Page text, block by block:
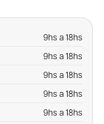
9hs a 18hs
9hs a 18hs
9hs a 18hs
9hs a 18hs
9hs a 18hs